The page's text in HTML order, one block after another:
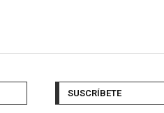
SUSCRÍBETE